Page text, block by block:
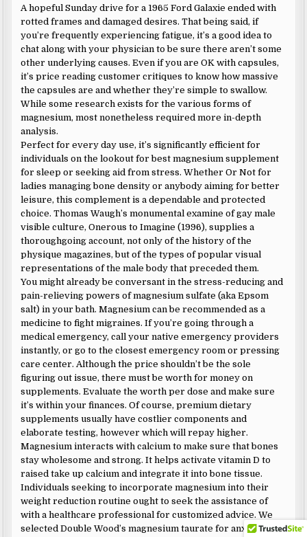
A hopeful Sunday drive for a 1965 Ford Galaxie ended with
rotted frames and damaged desires. That being said, if
you’re frequently experiencing fatigue, it’s a good idea to
chat along with your physician to be sure there aren’t some
other underlying causes. Even if you are OK with capsules,
it’s price reading customer critiques to know how massive
the capsules are and whether they’re simple to swallow.
While some research exists for the various forms of
magnesium, most nonetheless required more in-depth
analysis.
Perfect for every day use, it’s significantly efficient for
individuals on the lookout for best magnesium supplement
for sleep or seeking aid from stress. Whether Or Not for
ladies managing bone density or anybody aiming for better
leisure, this complement is a dependable and protected
choice. Thomas Waugh’s monumental examine of gay male
visible culture, Onerous to Imagine (1996), supplies a
thoroughgoing account, not only of the history of the
physique magazines, but of the types of popular visual
representations of the male body that preceded them.
You might already be conversant in the stress-reducing and
pain-relieving powers of magnesium sulfate (aka Epsom
salt) in your bath. Magnesium can be recommended as a
medicine to fight migraines. If you’re going through a
medical emergency, call your native emergency providers
instantly, or go to the closest emergency room or pressing
care center. Although the price shouldn’t be the sole
figuring out issue, there must be worth for money on
supplements. Evaluate the worth per dose and make sure
it’s within your finances. Of course, premium dietary
supplements usually have costlier components and
elaborate testing, however which will repay higher.
Magnesium interacts with calcium to make sure that bones
stay wholesome and strong. It helps activate vitamin D to
raised take up calcium and integrate it into bone tissue.
Individuals seeking to incorporate magnesium into their
weight reduction routine ought to seek the assistance of
with a healthcare professional for customized advice. We
selected Double Wood’s magnesium taurate for anxiousness